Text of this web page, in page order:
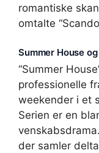
romantiske
omtalte
Summer House
“Summer
professionelle
weekender i et
Serien er en
der samler